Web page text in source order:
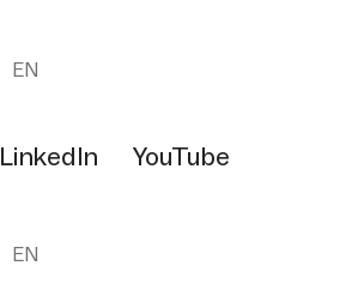
EN
LinkedIn YouTube
EN